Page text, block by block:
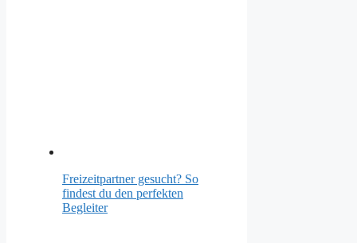
Freizeitpartner gesucht? So
findest du den perfekten
Begleiter